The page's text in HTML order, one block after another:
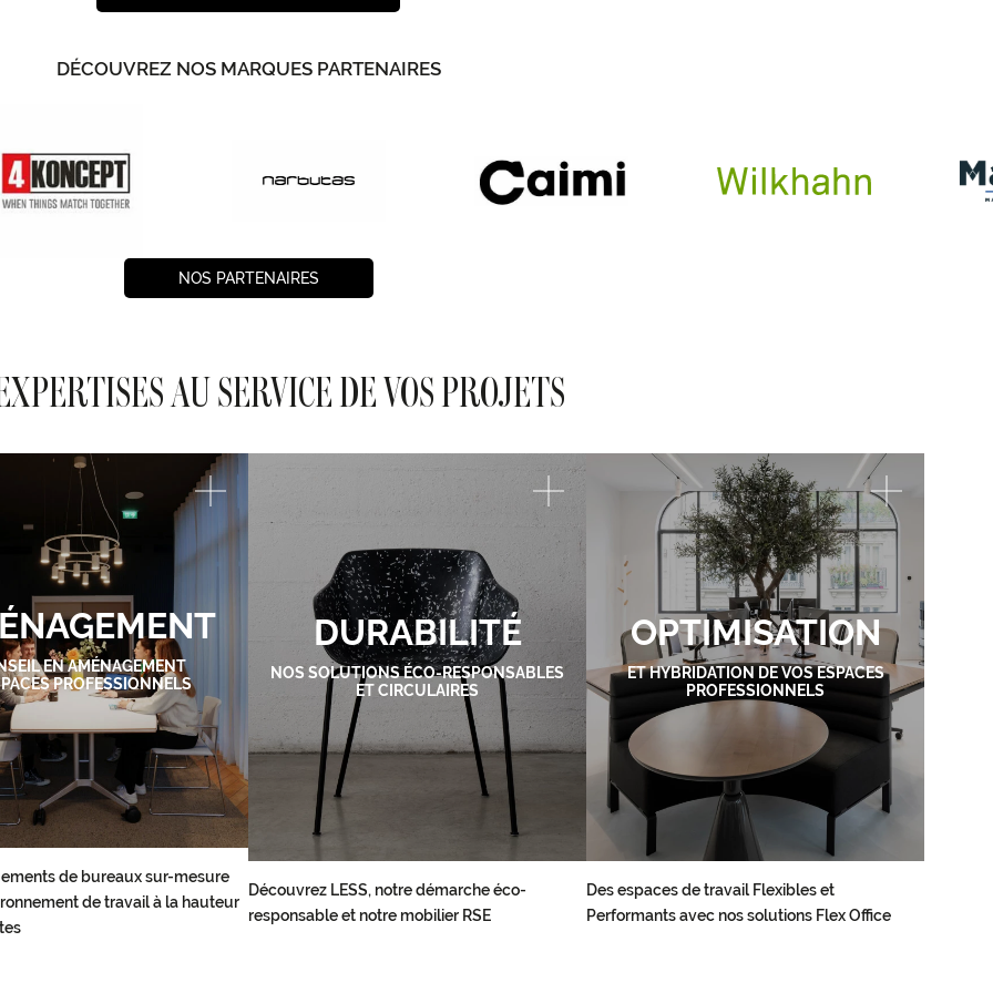
DÉCOUVREZ NOS MARQUES PARTENAIRES
NOS PARTENAIRES
AU SERVICE DE VOS PROJETS
EN AMÉNAGEMENT
PROFESSIONNELS
de bureaux sur-mesure
de travail à la hauteur
DURABILITÉ
NOS SOLUTIONS ÉCO-RESPONSABLES
ET CIRCULAIRES
Découvrez LESS, notre démarche éco-
responsable et notre mobilier RSE
OPTIMISATION
ET HYBRIDATION DE VOS ESPACES
PROFESSIONNELS
Des espaces de travail Flexibles et
Performants avec nos solutions Flex Office